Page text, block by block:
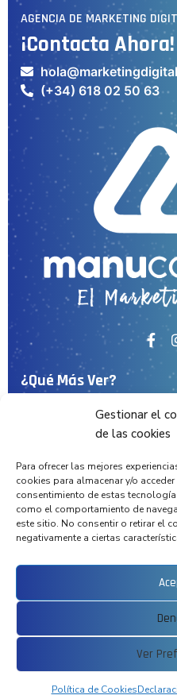
Gestionar el
de las cookies
Para ofrecer las mejores
cookies para almacenar y/o
consentimiento de estas
como el comportamiento de
este sitio. No consentir o retirar el
negativamente a ciertas
Ver
Política de Cookies
AGENCIA DE MARKETING
¡Contacta Ahora!
(+34) 618 02 50 63
¿Qué Más Ver?
Servicios
Proyectos
Noticias
© Todos los
Política
Política